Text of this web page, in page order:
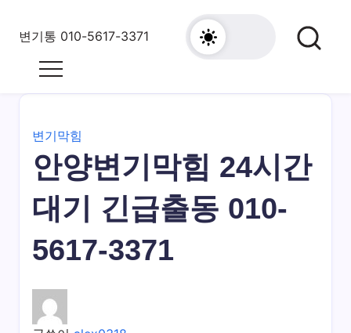
content
변기통 010-5617-3371
막
변기막힘
안양변기막힘 24시간
대기 긴급출동 010-
5617-3371